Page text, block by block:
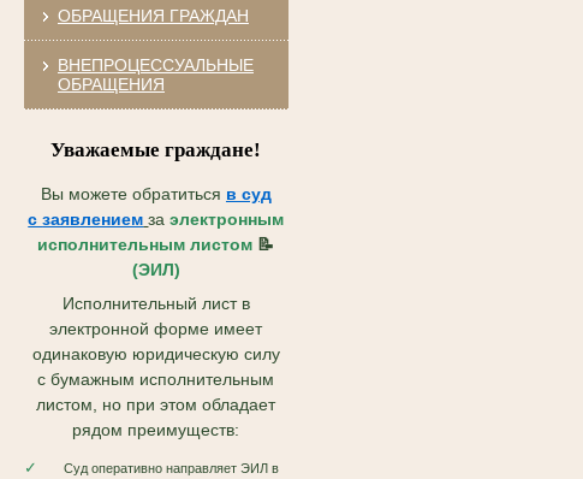
ОБРАЩЕНИЯ ГРАЖДАН
ВНЕПРОЦЕССУАЛЬНЫЕ
ОБРАЩЕНИЯ
Уважаемые граждане!
Вы можете обратиться в суд
сзаявлением за электронным
исполнительным листом 📝
(ЭИЛ)
Исполнительный лист в
электронной форме имеет
одинаковую юридическую силу
с бумажным исполнительным
листом, но при этом обладает
рядом преимуществ:
✓ Суд оперативно направляет ЭИЛ в